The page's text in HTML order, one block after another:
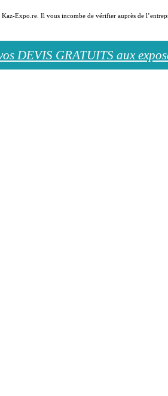
Expo.re. Il vous incombe de vérifier auprès de
DEVIS GRATUITS aux